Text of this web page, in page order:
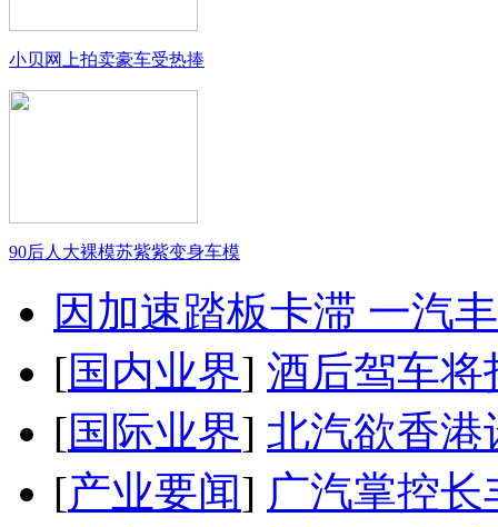
小贝网上拍卖豪车受热捧
90后人大裸模苏紫紫变身车模
因加速踏板卡滞 一汽
[国内业界] 酒后驾车将
[国际业界] 北汽欲香港
[产业要闻] 广汽掌控